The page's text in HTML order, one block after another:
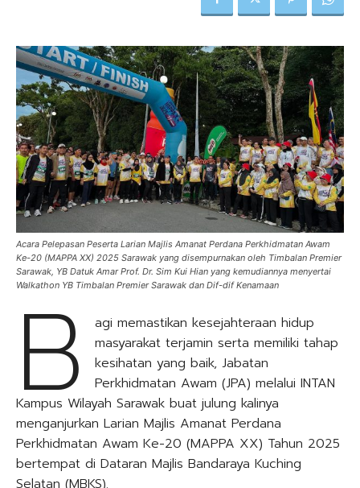
Acara Pelepasan Peserta Larian Majlis Amanat Perdana Perkhidmatan Awam
Ke-20 (MAPPA XX) 2025 Sarawak yang disempurnakan oleh Timbalan Premier
Sarawak, YB Datuk Amar Prof. Dr. Sim Kui Hian yang kemudiannya menyertai
Walkathon YB Timbalan Premier Sarawak dan Dif-dif Kenamaan
B
agi memastikan kesejahteraan hidup
masyarakat terjamin serta memiliki tahap
kesihatan yang baik, Jabatan
Perkhidmatan Awam (JPA) melalui INTAN
Kampus Wilayah Sarawak buat julung kalinya
menganjurkan Larian Majlis Amanat Perdana
Perkhidmatan Awam Ke-20 (MAPPA XX) Tahun 2025
bertempat di Dataran Majlis Bandaraya Kuching
Selatan (MBKS).